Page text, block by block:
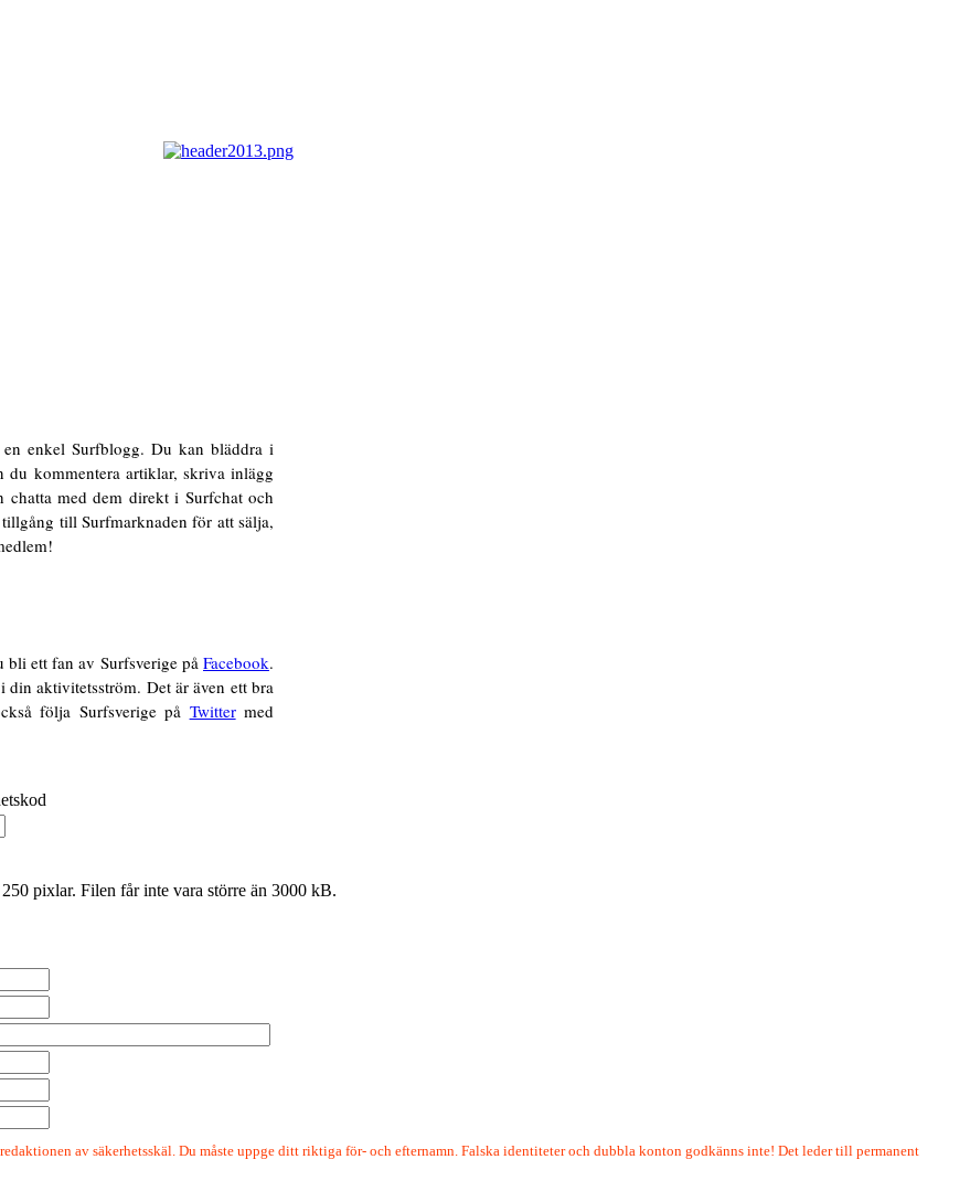
enkel Surfblogg. Du kan bläddra i
kommentera artiklar, skriva inlägg
med dem direkt i Surfchat och
till Surfmarknaden för att sälja,
ett fan av Surfsverige på Facebook.
din aktivitetsström. Det är även ett bra
följa Surfsverige på Twittermed
pixlar. Filen får inte vara större än 3000 kB.
av säkerhetsskäl. Du måste uppge ditt riktiga för- och efternamn. Falska identiteter och dubbla konton godkänns inte! Det leder till permanent